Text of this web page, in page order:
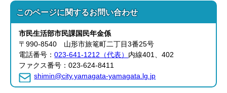
このページに関するお問い合わせ
市民生活部市民課国民年金係
〒990-8540 山形市旅篭町二丁目3番25号
電話番号：023-641-1212（代表） 内線401、402
ファクス番号：023-624-8411
shimin@city.yamagata-yamagata.lg.jp